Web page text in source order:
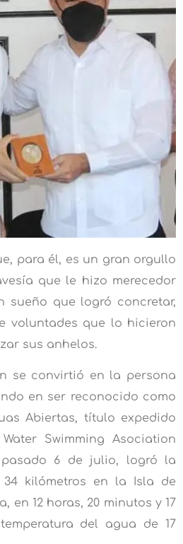
para él, es un gran orgullo
que le hizo merecedor
sueño que logró concretar,
voluntades que lo hicieron
sus anhelos.
se convirtió en la persona
en ser reconocido como
Abiertas, título expedido
Swimming Asociation
pasado 6 de julio, logró la
kilómetros en la Isla de
en 12 horas, 20 minutos y 17
del agua de 17